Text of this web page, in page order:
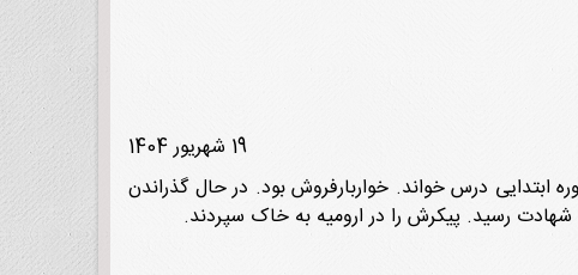
19 شهریور 1404
دوره ابتدایی درس خواند. خواربارفروش بود. در حال گذراندن